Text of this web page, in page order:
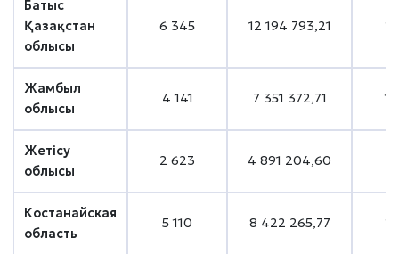
Батыс
Қазақстан
облысы
6 345 12 194 793,21
Жамбыл
облысы
4 141 7 351 372,71 1
Жетісу
облысы
2 623 4 891 204,60
Костанайская
область
5 110 8 422 265,77 1